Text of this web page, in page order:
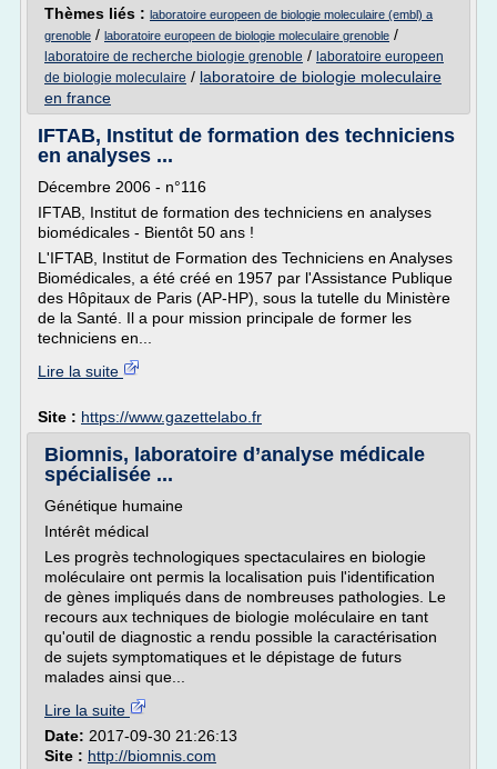
Thèmes liés : laboratoire europeen de biologie moleculaire (embl) a
grenoble / laboratoire europeen de biologie moleculaire grenoble /
laboratoire de recherche biologie grenoble / laboratoire europeen
de biologie moleculaire / laboratoire de biologie moleculaire
en france
IFTAB, Institut de formation des techniciens
en analyses ...
Décembre 2006 - n°116
IFTAB, Institut de formation des techniciens en analyses
biomédicales - Bientôt 50 ans !
L'IFTAB, Institut de Formation des Techniciens en Analyses
Biomédicales, a été créé en 1957 par l'Assistance Publique
des Hôpitaux de Paris (AP-HP), sous la tutelle du Ministère
de la Santé. Il a pour mission principale de former les
techniciens en...
Lire la suite
Site : https://www.gazettelabo.fr
Biomnis, laboratoire d’analyse médicale
spécialisée ...
Génétique humaine
Intérêt médical
Les progrès technologiques spectaculaires en biologie
moléculaire ont permis la localisation puis l'identification
de gènes impliqués dans de nombreuses pathologies. Le
recours aux techniques de biologie moléculaire en tant
qu'outil de diagnostic a rendu possible la caractérisation
de sujets symptomatiques et le dépistage de futurs
malades ainsi que...
Lire la suite
Date: 2017-09-30 21:26:13
Site : http://biomnis.com